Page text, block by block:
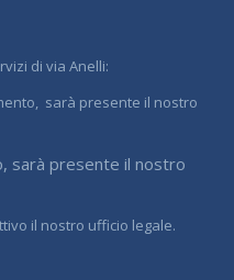
di via Anelli:
sarà presente il nostro
sarà presente il nostro
il nostro ufficio legale.